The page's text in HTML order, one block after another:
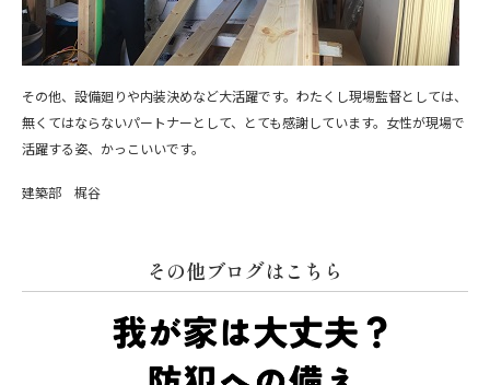
その他、設備廻りや内装決めなど大活躍です。わたくし現場監督としては、
無くてはならないパートナーとして、とても感謝しています。女性が現場で
活躍する姿、かっこいいです。
建築部 梶谷
その他ブログはこちら